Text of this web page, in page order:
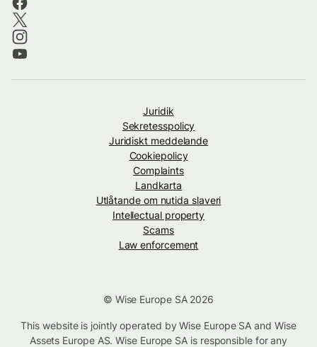
Juridik
Sekretesspolicy
Juridiskt meddelande
Cookiepolicy
Complaints
Landkarta
Utlåtande om nutida slaveri
Intellectual property
Scams
Law enforcement
© Wise Europe SA 2026
This website is jointly operated by Wise Europe SA and Wise
Assets Europe AS. Wise Europe SA is responsible for any